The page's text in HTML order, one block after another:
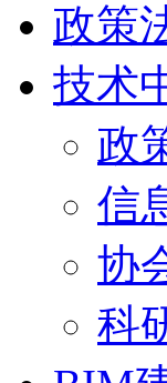
政策
技术
政
信
协
科